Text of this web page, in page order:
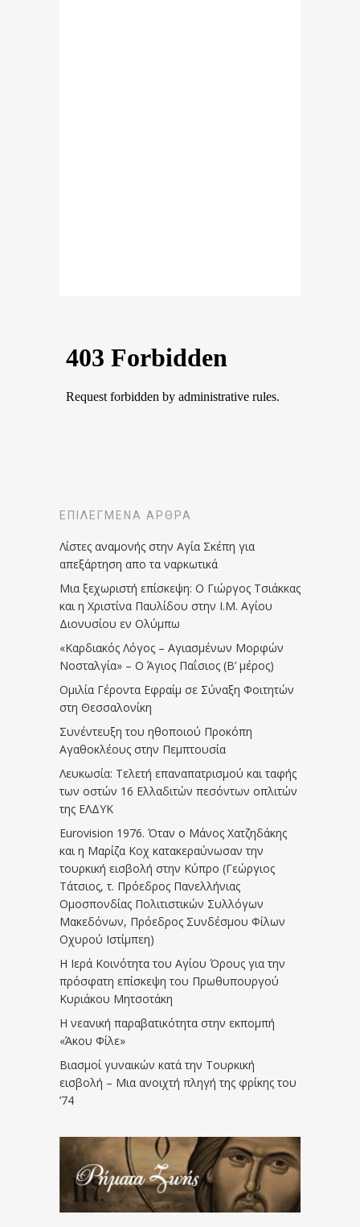
ΕΠΙΛΕΓΜΈΝΑ ΆΡΘΡΑ
Λίστες αναμονής στην Αγία Σκέπη για
απεξάρτηση απο τα ναρκωτικά
Μια ξεχωριστή επίσκεψη: Ο Γιώργος Τσιάκκας
και η Χριστίνα Παυλίδου στην Ι.Μ. Αγίου
Διονυσίου εν Ολύμπω
«Καρδιακός Λόγος – Αγιασμένων Μορφών
Νοσταλγία» – Ο Άγιος Παΐσιος (Β’ μέρος)
Ομιλία Γέροντα Εφραίμ σε Σύναξη Φοιτητών
στη Θεσσαλονίκη
Συνέντευξη του ηθοποιού Προκόπη
Αγαθοκλέους στην Πεμπτουσία
Λευκωσία: Τελετή επαναπατρισμού και ταφής
των οστών 16 Ελλαδιτών πεσόντων οπλιτών
της ΕΛΔΥΚ
Eurovision 1976. Όταν ο Μάνος Χατζηδάκης
και η Μαρίζα Κοχ κατακεραύνωσαν την
τουρκική εισβολή στην Κύπρο (Γεώργιος
Τάτσιος, τ. Πρόεδρος Πανελλήνιας
Ομοσπονδίας Πολιτιστικών Συλλόγων
Μακεδόνων, Πρόεδρος Συνδέσμου Φίλων
Οχυρού Ιστίμπεη)
Η Ιερά Κοινότητα του Αγίου Όρους για την
πρόσφατη επίσκεψη του Πρωθυπουργού
Κυριάκου Μητσοτάκη
Η νεανική παραβατικότητα στην εκπομπή
«Άκου Φίλε»
Βιασμοί γυναικών κατά την Τουρκική
εισβολή – Μια ανοιχτή πληγή της φρίκης του
’74